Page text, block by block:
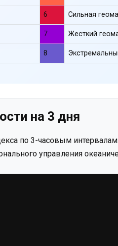
6 Сильная
7 Жесткий
8
на 3 дня
по 3-часовым
управления